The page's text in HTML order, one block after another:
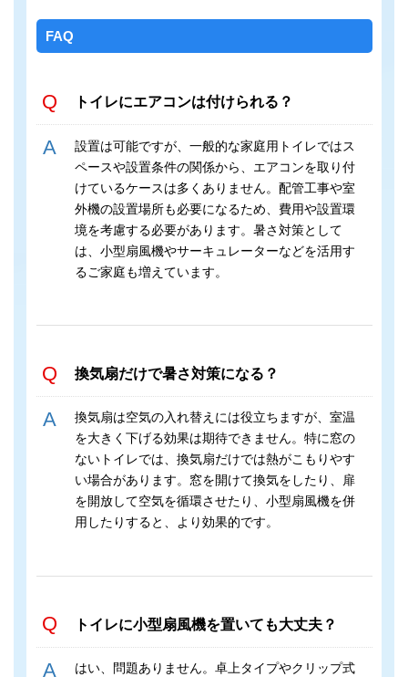
FAQ
トイレにエアコンは付けられる？
設置は可能ですが、一般的な家庭用トイレではス
ペースや設置条件の関係から、エアコンを取り付
けているケースは多くありません。配管工事や室
外機の設置場所も必要になるため、費用や設置環
境を考慮する必要があります。暑さ対策として
は、小型扇風機やサーキュレーターなどを活用す
るご家庭も増えています。
換気扇だけで暑さ対策になる？
換気扇は空気の入れ替えには役立ちますが、室温
を大きく下げる効果は期待できません。特に窓の
ないトイレでは、換気扇だけでは熱がこもりやす
い場合があります。窓を開けて換気をしたり、扉
を開放して空気を循環させたり、小型扇風機を併
用したりすると、より効果的です。
トイレに小型扇風機を置いても大丈夫？
はい、問題ありません。卓上タイプやクリップ式